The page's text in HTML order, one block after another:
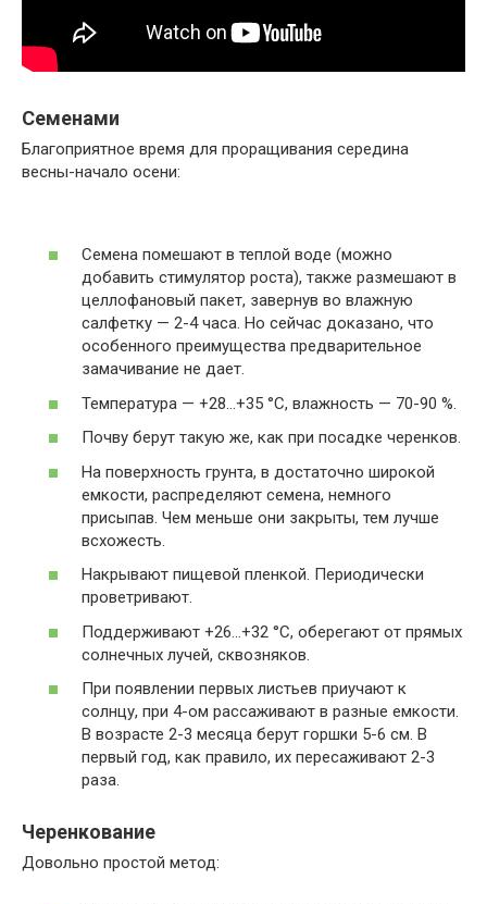
Семенами
Благоприятное время для проращивания середина
весны-начало осени:
Семена помешают в теплой воде (можно
добавить стимулятор роста), также размешают в
целлофановый пакет, завернув во влажную
салфетку — 2-4 часа. Но сейчас доказано, что
особенного преимущества предварительное
замачивание не дает.
Температура — +28…+35 °C, влажность — 70-90 %.
Почву берут такую же, как при посадке черенков.
На поверхность грунта, в достаточно широкой
емкости, распределяют семена, немного
присыпав. Чем меньше они закрыты, тем лучше
всхожесть.
Накрывают пищевой пленкой. Периодически
проветривают.
Поддерживают +26…+32 °C, оберегают от прямых
солнечных лучей, сквозняков.
При появлении первых листьев приучают к
солнцу, при 4-ом рассаживают в разные емкости.
В возрасте 2-3 месяца берут горшки 5-6 см. В
первый год, как правило, их пересаживают 2-3
раза.
Черенкование
Довольно простой метод: